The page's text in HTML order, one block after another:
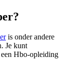
is onder andere
Je kunt
Hbo-opleiding